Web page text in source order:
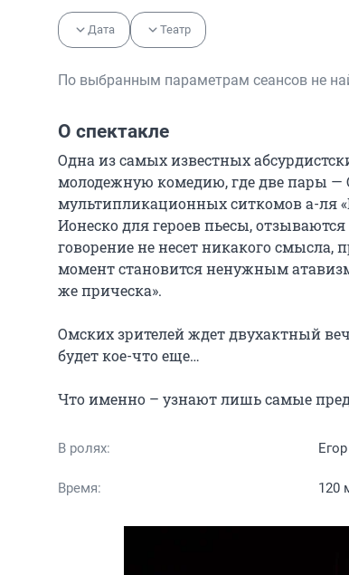
Дата Театр
По выбранным параметрам сеансов не
О спектакле
Одна из самых известных
молодежную комедию, где две пары
мультипликационных ситкомов а-ля
Ионеско для героев пьесы,
говорение не несет никакого
момент становится ненужным
же прическа».
Омских зрителей ждет двухактный
будет кое-что еще…
Что именно – узнают лишь самые
В ролях:
Время: 120